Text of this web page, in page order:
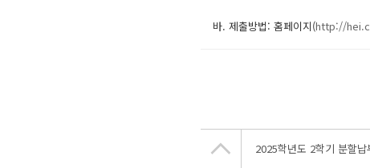
바. 제출방법: 홈페이지(http://
2025학년도 2학기 분할납